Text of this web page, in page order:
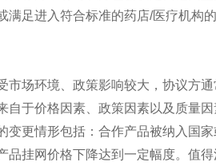
满足进入符合标准的药店/医疗机构的
市场环境、政策影响较大，协议方
自于价格因素、政策因素以及质量因
变更情形包括：合作产品被纳入国
品挂网价格下降达到一定幅度。值